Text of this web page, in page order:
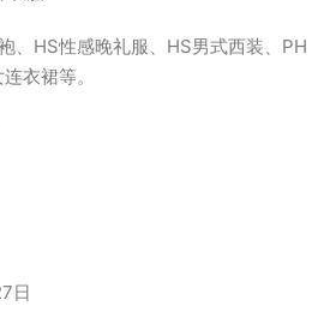
、HS性感晚礼服、HS男式西装、PH
衣裙等。
日